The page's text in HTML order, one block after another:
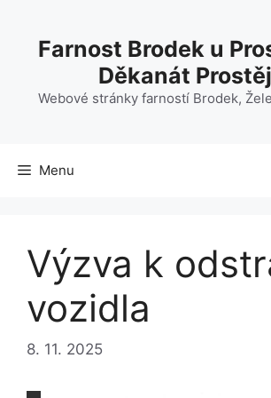
obsahFarnost Brodek u
Děkanát
Webové stránky farností Brodek,
Menu
Výzva k
vozidla
8. 11. 2025